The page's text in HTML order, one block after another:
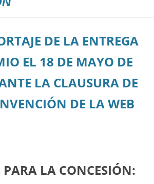
DE LA ENTREGA
EL 18 DE MAYO DE
LA CLAUSURA DE
DE LA WEB
PARA LA CONCESIÓN: